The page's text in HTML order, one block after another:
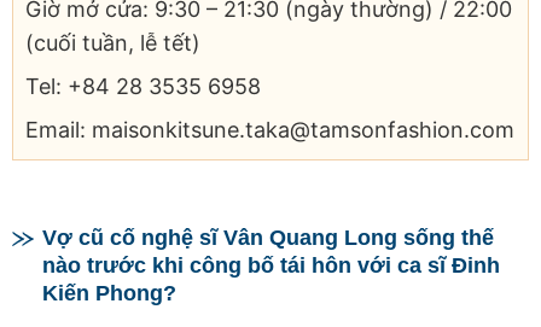
Giờ mở cửa: 9:30 – 21:30 (ngày thường) / 22:00
(cuối tuần, lễ tết)
Tel: +84 28 3535 6958
Email: maisonkitsune.taka@tamsonfashion.com
Vợ cũ cố nghệ sĩ Vân Quang Long sống thế
nào trước khi công bố tái hôn với ca sĩ Đinh
Kiến Phong?